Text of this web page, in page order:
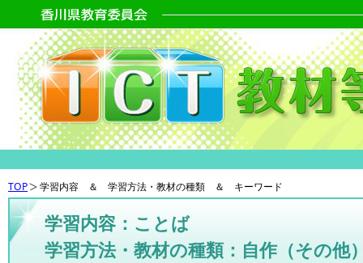
TOP 学習内容 ＆ 学習方法・教材の種類 ＆ キーワード
学習内容：ことば
学習方法・教材の種類：自作（その他